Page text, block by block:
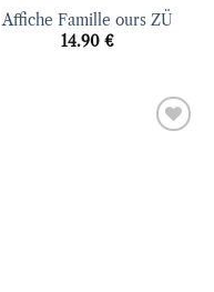
Affiche Famille ours ZÜ
14.90 €